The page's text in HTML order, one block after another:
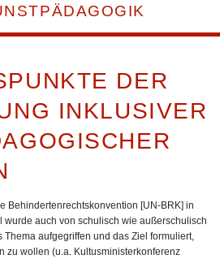
DER
INKLUSIVER
Behindertenrechtskonvention [UN-BRK] in
wurde auch von schulisch wie außerschulisch
aufgegriffen und das Ziel formuliert,
zu wollen (u.a. Kultusministerkonferenz